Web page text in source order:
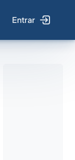
Entrar